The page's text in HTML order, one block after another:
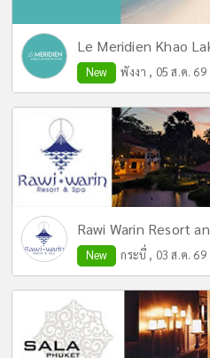
Le Meridien Khao
New พังงา , 05 ส.ค. 69
Rawi Warin Resort
New กระบี่ , 03 ส.ค. 69